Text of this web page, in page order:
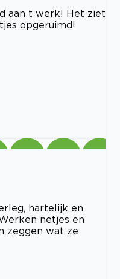
aan t werk! Het ziet
opgeruimd!
hartelijk en
netjes en
zeggen wat ze